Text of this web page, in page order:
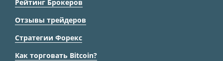
Рейтинг Брокеров
Отзывы трейдеров
Стратегии Форекс
Как торговать Bitcoin?